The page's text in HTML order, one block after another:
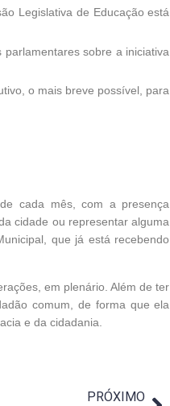
Legislativa de Educação está
sobre a iniciativa
o mais breve possível, para
cada mês, com a presença
cidade ou representar alguma
que já está recebendo
em plenário. Além de ter
comum, de forma que ela
e da cidadania.
PRÓXIMO